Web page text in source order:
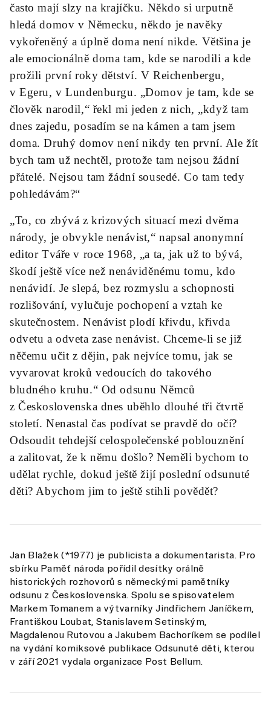
často mají slzy na krajíčku. Někdo si urputně
hledá domov v Německu, někdo je navěky
vykořeněný a úplně doma není nikde. Většina je
ale emocionálně doma tam, kde se narodili a kde
prožili první roky dětství. V Reichenbergu,
v Egeru, v Lundenburgu. „Domov je tam, kde se
člověk narodil,“ řekl mi jeden z nich, „když tam
dnes zajedu, posadím se na kámen a tam jsem
doma. Druhý domov není nikdy ten první. Ale žít
bych tam už nechtěl, protože tam nejsou žádní
přátelé. Nejsou tam žádní sousedé. Co tam tedy
pohledávám?“
„To, co zbývá z krizových situací mezi dvěma
národy, je obvykle nenávist,“ napsal anonymní
editor Tváře v roce 1968, „a ta, jak už to bývá,
škodí ještě více než nenáviděnému tomu, kdo
nenávidí. Je slepá, bez rozmyslu a schopnosti
rozlišování, vylučuje pochopení a vztah ke
skutečnostem. Nenávist plodí křivdu, křivda
odvetu a odveta zase nenávist. Chceme-li se již
něčemu učit z dějin, pak nejvíce tomu, jak se
vyvarovat kroků vedoucích do takového
bludného kruhu.“ Od odsunu Němců
z Československa dnes uběhlo dlouhé tři čtvrtě
století. Nenastal čas podívat se pravdě do očí?
Odsoudit tehdejší celospolečenské poblouznění
a zalitovat, že k němu došlo? Neměli bychom to
udělat rychle, dokud ještě žijí poslední odsunuté
děti? Abychom jim to ještě stihli povědět?
Jan Blažek (*1977) je publicista a dokumentarista. Pro
sbírku Paměť národa pořídil desítky orálně
historických rozhovorů s německými pamětníky
odsunu z Československa. Spolu se spisovatelem
Markem Tomanem a výtvarníky Jindřichem Janíčkem,
Františkou Loubat, Stanislavem Setinským,
Magdalenou Rutovou a Jakubem Bachoríkem se podílel
na vydání komiksové publikace Odsunuté děti, kterou
v září 2021 vydala organizace Post Bellum.